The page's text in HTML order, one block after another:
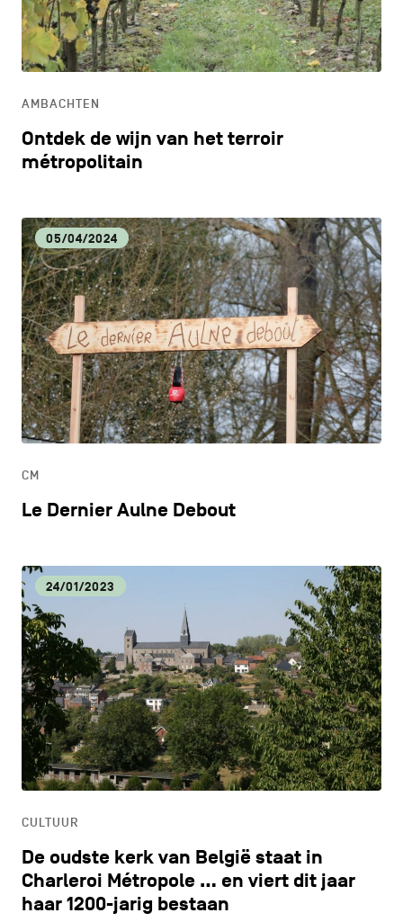
navigatie
ALGEMENE VOORWAARDEN
COOKIEBELEID
PRIVACYBELEID
NL EN FR
CULTUUR
HORECA
LIFESTYLE
LOKALE VOEDINGSPRODUCTEN
MILIEU
ONDERWIJS
AMBACHTEN
Ontdek de wijn van het terroir
métropolitain
05/04/2024
CM
Le Dernier Aulne Debout
24/01/2023
CULTUUR
De oudste kerk van België staat in
Charleroi Métropole … en viert dit jaar
haar 1200-jarig bestaan